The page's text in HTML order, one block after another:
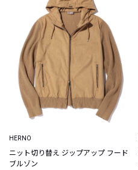
HERNO
ニット切り替え ジップアップ フード
ブルゾン